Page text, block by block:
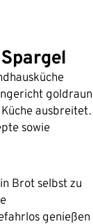
goldraun
ausbreitet.
sowie
Brot selbst zu
genießen